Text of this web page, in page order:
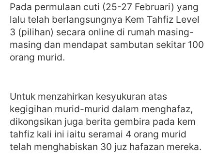
Pada permulaan cuti (25-27 Februari) yang
lalu telah berlangsungnya Kem Tahfiz Level
3 (pilihan) secara online di rumah masing-
masing dan mendapat sambutan sekitar 100
orang murid.
Untuk menzahirkan kesyukuran atas
kegigihan murid-murid dalam menghafaz,
dikongsikan juga berita gembira pada kem
tahfiz kali ini iaitu seramai 4 orang murid
telah menghabiskan 30 juz hafazan mereka.